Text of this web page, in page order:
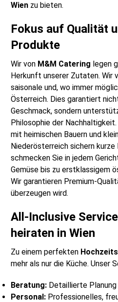
Wien zu bieten.
Fokus auf Qualität
Produkte
Wir von M&M Catering legen
Herkunft unserer Zutaten. Wir
saisonale und, wo immer
Österreich. Dies garantiert
Geschmack, sondern
Philosophie der
mit heimischen Bauern und
Niederösterreich sichern
schmecken Sie in jedem
Gemüse bis zu erstklassigem
Wir garantieren Premium-
überzeugen wird.
All-Inclusive
heiraten in Wien
Zu einem perfekten
mehr als nur die Küche. Unser
Beratung: Detaillierte Planung
Personal: Professionelles,